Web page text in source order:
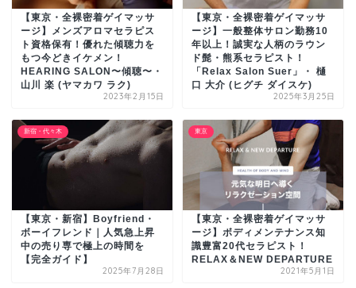
【東京・全裸密着ゲイマッサ
ージ】メンズアロマセラピス
ト資格保有！優れた傾聴力を
もつ今どきイケメン！
HEARING SALON〜傾聴〜・
山川 楽 (ヤマカワ ラク)
2023年2月15日
【東京・全裸密着ゲイマッサ
ージ】一般整体サロン勤務10
年以上！誠実な人柄のラウン
ド髭・熊系セラピスト！
「Relax Salon Suer」・ 樋
口 大介 (ヒグチ ダイスケ)
2025年3月25日
新宿・代々木
【東京・新宿】Boyfriend・
ボーイフレンド｜人気急上昇
中の売り専で極上の時間を
【完全ガイド】
2025年7月28日
東京
【東京・全裸密着ゲイマッサ
ージ】ボディメンテナンス知
識豊富20代セラピスト！
RELAX＆NEW DEPARTURE
2021年5月1日